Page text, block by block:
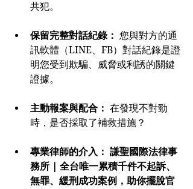
共犯。
保留完整對話紀錄： 您與對方的通
訊軟體（LINE、FB）對話紀錄是證
明您受到欺騙、威脅或利誘的關鍵
證據。
主動報案與配合： 在發現不對勁
時，是否採取了補救措施？
專業律師的介入： 謙聖國際法律事
務所 | 全台唯一累積千件不起訴、
無罪、緩刑成功案例，助你擺脫官